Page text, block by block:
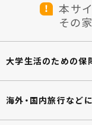
本サ
その
大学生活のための保
海外・国内旅行など